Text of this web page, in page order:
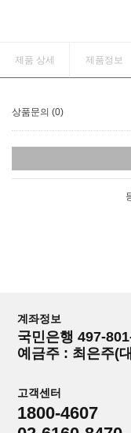
제품 상세 제품정보
상품문의 (0)
계좌정보
국민은행 497-
예금주 : 최은주(
고객센터
1800-4607